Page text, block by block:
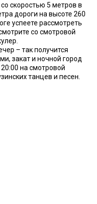
скоростью 5 метров в
дороги на высоте 260
успеете рассмотреть
со смотровой
– так получится
закат и ночной город
на смотровой
танцев и песен.